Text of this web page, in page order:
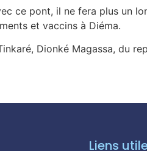
ce pont, il ne fera plus un
et vaccins à Diéma.
Dionké Magassa, du
Liens